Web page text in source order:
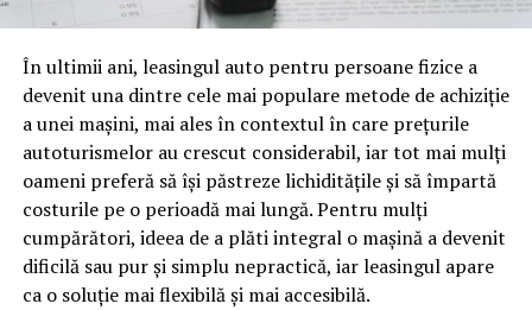
VIII-a
oamenii cu adevărat. Dacă transcrierea ajunge pe o
cuvinte tematice, scrise exact în limbajul în care se
caută.
Apoi vine partea de comportament. O pagină pe care
vizitatorii stau zece, cincisprezece minute ca să
urmărească replay-ul trimite un semnal greu de ignorat.
Google nu îți măsoară direct satisfacția, însă timpul
petrecut, scrollul și revenirile spun ceva despre cât de
util e materialul.
În ultimii ani, leasingul auto pentru persoane fizice a
devenit una dintre cele mai populare metode de achiziție
a unei mașini, mai ales în contextul în care prețurile
autoturismelor au crescut considerabil, iar tot mai mulți
oameni preferă să își păstreze lichiditățile și să împartă
costurile pe o perioadă mai lungă. Pentru mulți
cumpărători, ideea de a plăti integral o mașină a devenit
dificilă sau pur și simplu nepractică, iar leasingul apare
ca o soluție mai flexibilă și mai accesibilă.